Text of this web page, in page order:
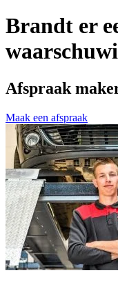
Brandt er
Afspraak
Maak een afspraak